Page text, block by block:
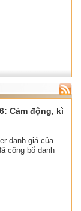
Cảm động, kì
danh giá của
công bố danh